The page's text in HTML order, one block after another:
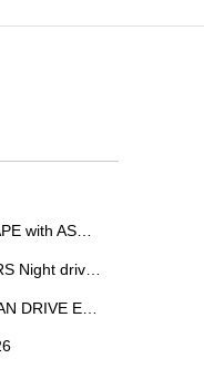
MARTIN
in Fukuoka
IN KITAKYUSHU